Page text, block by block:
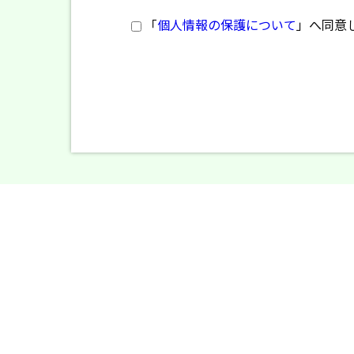
「個人情報の保護について 」へ同意